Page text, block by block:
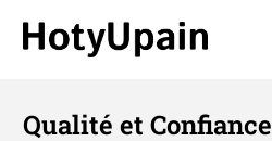
Qualité et Confiance